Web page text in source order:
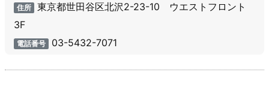
住所 東京都世田谷区北沢2-23-10 ウエストフロント
3F
電話番号 03-5432-7071